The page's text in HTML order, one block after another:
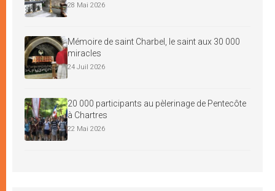
28 Mai 2026
Mémoire de saint Charbel, le saint aux 30 000
miracles
24 Juil 2026
20 000 participants au pèlerinage de Pentecôte
à Chartres
22 Mai 2026